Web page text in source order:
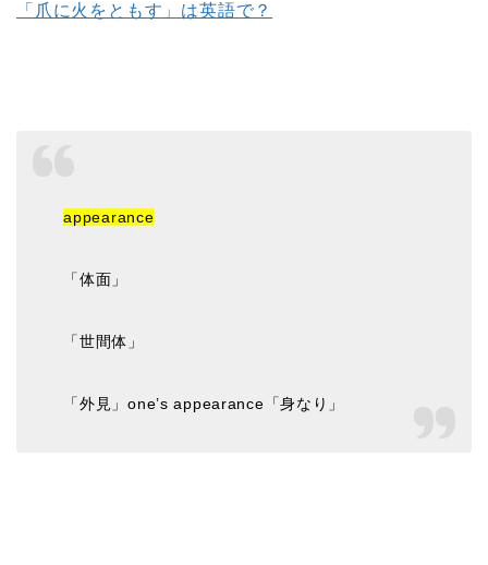
「爪に火をともす」は英語で？
appearance
「体面」
「世間体」
「外見」one’s appearance「身なり」